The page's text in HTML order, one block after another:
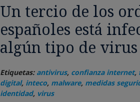
Un tercio de los
españoles está
algún tipo de virus
Etiquetas: antivirus, confianza internet,
digital, inteco, malware, medidas
identidad, virus